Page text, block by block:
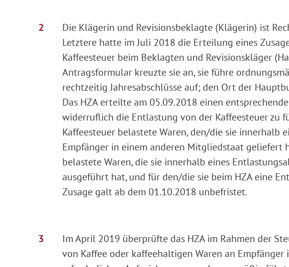
Die Klägerin und Revisionsbeklagte (Klägerin) ist
Letztere hatte im Juli 2018 die Erteilung eines
Kaffeesteuer beim Beklagten und Revisionskläger
Antragsformular kreuzte sie an, sie führe
rechtzeitig Jahresabschlüsse auf; den Ort der
Das HZA erteilte am 05.09.2018 einen
widerruflich die Entlastung von der Kaffeesteuer zu
Kaffeesteuer belastete Waren, den/die sie innerhalb
Empfänger in einem anderen Mitgliedstaat geliefert
belastete Waren, die sie innerhalb eines
ausgeführt hat, und für den/die sie beim HZA eine
Zusage galt ab dem 01.10.2018 unbefristet.
Im April 2019 überprüfte das HZA im Rahmen der
von Kaffee oder kaffeehaltigen Waren an